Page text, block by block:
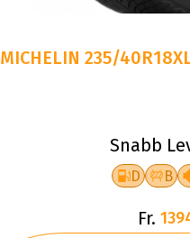
MICHELIN 235/
Snabb
D B
Fr.